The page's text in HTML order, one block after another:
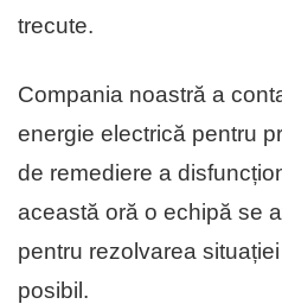
trecute.
Compania noastră a
energie electrică pentru
de remediere a
această oră o echipă se
pentru rezolvarea
posibil.